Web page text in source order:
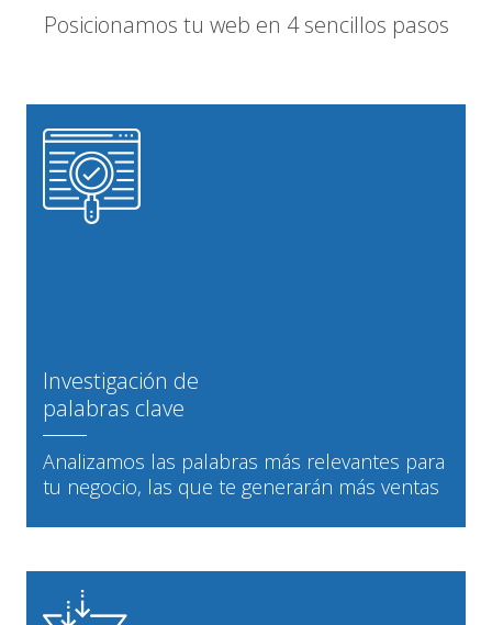
Posicionamos tu web en 4 sencillos pasos
Investigación de
palabras clave
Analizamos las palabras más relevantes para
tu negocio, las que te generarán más ventas